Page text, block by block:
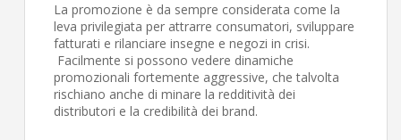
La promozione è da sempre considerata come la
leva privilegiata per attrarre consumatori, sviluppare
fatturati e rilanciare insegne e negozi in crisi.
Facilmente si possono vedere dinamiche
promozionali fortemente aggressive, che talvolta
rischiano anche di minare la redditività dei
distributori e la credibilità dei brand.